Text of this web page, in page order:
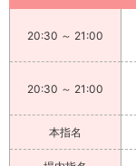
20:30 ～ 21:00
20:30 ～ 21:00
本指名